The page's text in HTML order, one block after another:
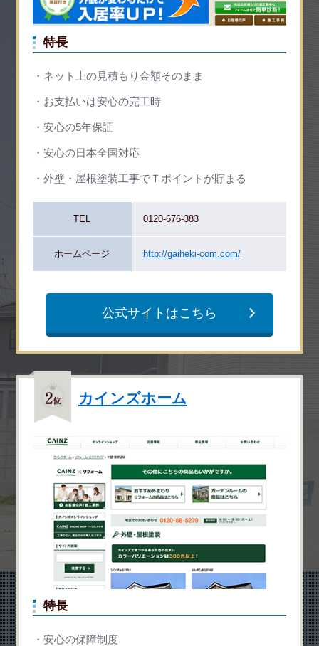
特長
ネット上の見積もり金額そのまま
お支払いは安心の完工時
安心の5年保証
安心の日本全国対応
外壁・屋根塗装工事でＴポイントが貯まる
TEL 0120-676-383
ホームページ http://gaiheki-com.com/
公式サイトはこちら
カインズホーム
特長
安心の保障制度